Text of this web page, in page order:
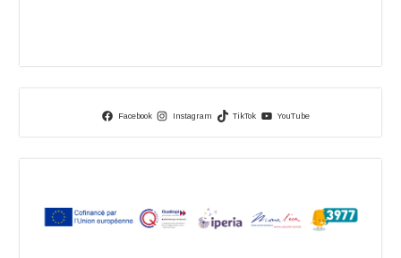
Facebook Instagram TikTok YouTube